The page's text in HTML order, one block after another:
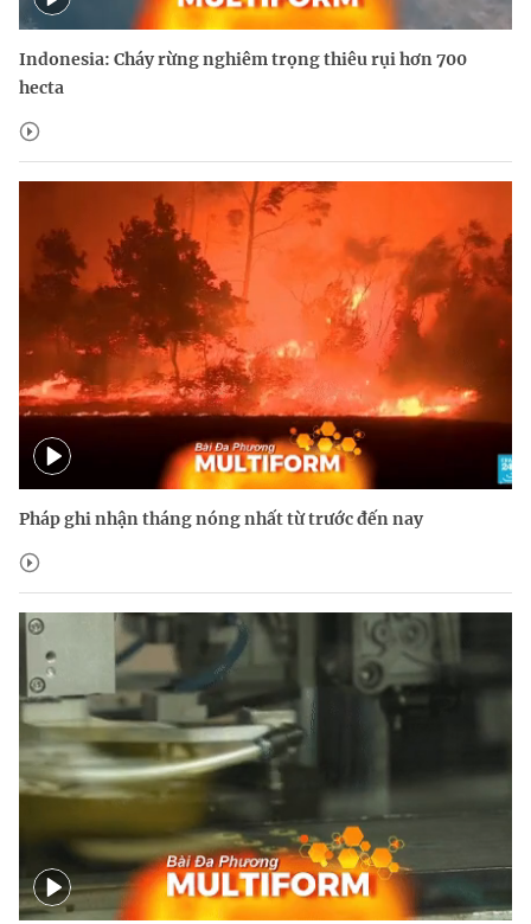
Indonesia: Cháy rừng nghiêm trọng thiêu rụi hơn 700
hecta
Pháp ghi nhận tháng nóng nhất từ trước đến nay